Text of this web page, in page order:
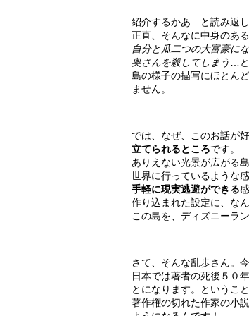
紹介するかあ…と読み返
正直、そんなに中身のあ
自分と瓜二つの大富豪に
奥さんを殺してしまう
…
島の様子の描写にほとん
ません。
では、なぜ、このお話が
立てられるところです。
ありえない光景が広がる
世界に行っているような
手軽に現実逃避ができる
作り込まれた設定に、な
この島を、ディズニーラ
さて、そんな乱歩さん。
日本では著者の死後５０
とになります。ということ
著作権の切れた作家の小